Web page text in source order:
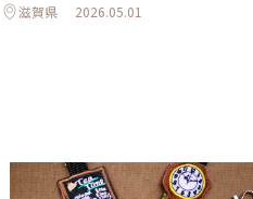
滋賀県 2026.05.01